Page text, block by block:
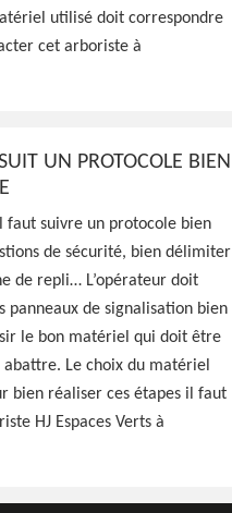
utilisé doit correspondre
cet arboriste à
UN PROTOCOLE BIEN
faut suivre un protocole bien
de sécurité, bien délimiter
de repli… L’opérateur doit
panneaux de signalisation bien
le bon matériel qui doit être
Le choix du matériel
bien réaliser ces étapes il faut
HJ Espaces Verts à